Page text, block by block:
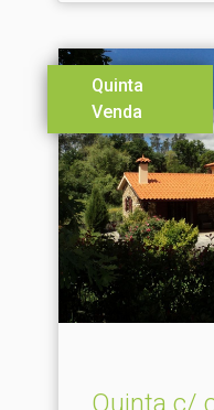
Quinta
Venda